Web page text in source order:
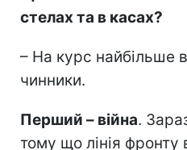
стелах та в касах?
– На курс найбільше
чинники.
Перший – війна.
тому що лінія фронту